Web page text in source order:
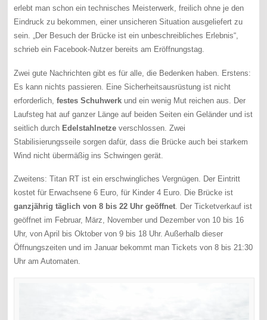
erlebt man schon ein technisches Meisterwerk, freilich ohne je den
Eindruck zu bekommen, einer unsicheren Situation ausgeliefert zu
sein. „Der Besuch der Brücke ist ein unbeschreibliches Erlebnis“,
schrieb ein Facebook-Nutzer bereits am Eröffnungstag.
Zwei gute Nachrichten gibt es für alle, die Bedenken haben. Erstens:
Es kann nichts passieren. Eine Sicherheitsausrüstung ist nicht
erforderlich,festes Schuhwerk und ein wenig Mut reichen aus. Der
Laufsteg hat auf ganzer Länge auf beiden Seiten ein Geländer und ist
seitlich durch Edelstahlnetze verschlossen. Zwei
Stabilisierungsseile sorgen dafür, dass die Brücke auch bei starkem
Wind nicht übermäßig ins Schwingen gerät.
Zweitens: Titan RT ist ein erschwingliches Vergnügen. Der Eintritt
kostet für Erwachsene 6 Euro, für Kinder 4 Euro. Die Brücke ist
ganzjährig täglich von 8 bis 22 Uhr geöffnet . Der Ticketverkauf ist
geöffnet im Februar, März, November und Dezember von 10 bis 16
Uhr, von April bis Oktober von 9 bis 18 Uhr. Außerhalb dieser
Öffnungszeiten und im Januar bekommt man Tickets von 8 bis 21:30
Uhr am Automaten.